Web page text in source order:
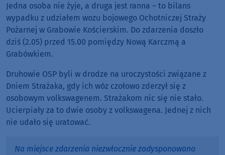
Jedna osoba nie żyje, a druga jest ranna – to bilans
wypadku z udziałem wozu bojowego Ochotniczej Straży
Pożarnej w Grabowie Kościerskim. Do zdarzenia doszło
dziś (2.05) przed 15.00 pomiędzy Nową Karczmą a
Grabówkiem.
Druhowie OSP byli w drodze na uroczystości związane z
Dniem Strażaka, gdy ich wóz czołowo zderzył się z
osobowym volkswagenem. Strażakom nic się nie stało.
Ucierpiały za to dwie osoby z volkswagena. Jednej z nich
nie udało się uratować.
Na miejsce zdarzenia niezwłocznie zadysponowano